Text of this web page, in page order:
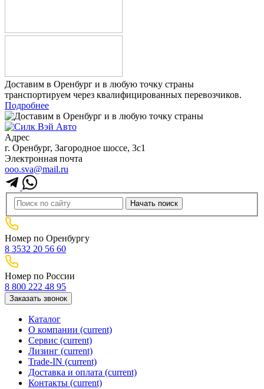
Доставим в Оренбург и в любую точку страны
транспортируем через квалифицированных перевозчиков.
Подробнее
Адрес
г. Оренбург, Загородное шоссе, 3с1
Электронная почта
ooo.sva@mail.ru
Номер по Оренбургу
8 3532 20 56 60
Номер по России
8 800 222 48 95
Заказать звонок
Каталог
О компании (current)
Сервис (current)
Лизинг (current)
Trade-IN (current)
Доставка и оплата (current)
Контакты (current)